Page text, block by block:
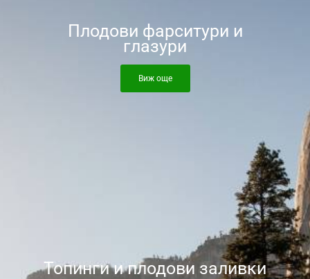
Плодови фарситури и
глазури
Виж още
Топинги и плодови заливки